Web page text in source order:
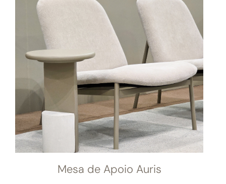
Mesa de Apoio Auris